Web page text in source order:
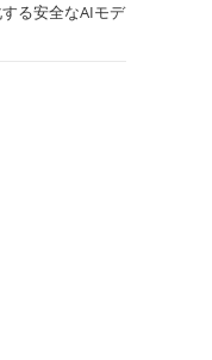
る安全なAIモデ